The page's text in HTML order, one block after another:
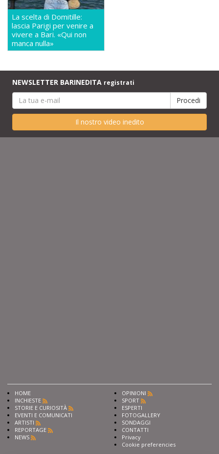
La scelta di Domitille:
lascia Parigi per venire a
vivere a Bari. «Qui non
manca nulla»
NEWSLETTER BARINEDITA registrati
Il nostro video inedito
HOME
INCHIESTE
STORIE E CURIOSITÀ
EVENTI E COMUNICATI
ARTISTI
REPORTAGE
NEWS
OPINIONI
SPORT
ESPERTI
FOTOGALLERY
SONDAGGI
CONTATTI
Privacy
Cookie preferencies